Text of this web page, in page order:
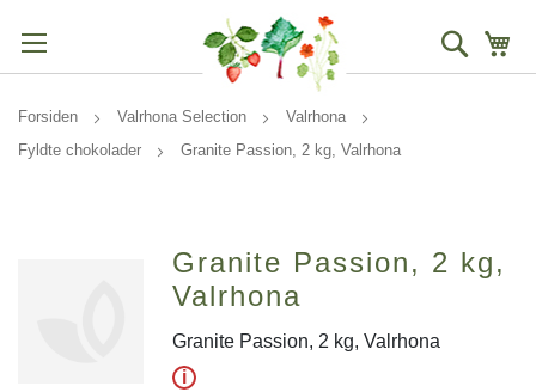
Søg
Forsiden Valrhona Selection
Valrhona
Fyldte chokolader
Granite Passion, 2 kg, Valrhona
Granite Passion, 2 kg,
Valrhona
Granite Passion, 2 kg, Valrhona
i